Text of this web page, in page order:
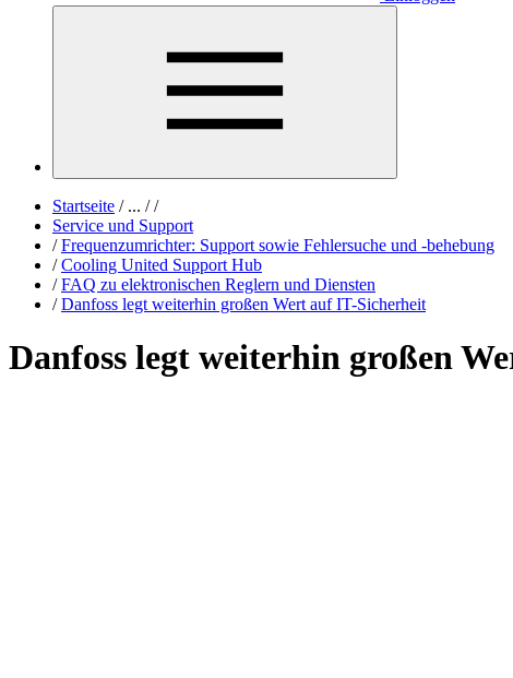
Startseite /... / /
Service und Support
/ Frequenzumrichter: Support sowie Fehlersuche und -behebung
/ Cooling United Support Hub
/ FAQ zu elektronischen Reglern und Diensten
/ Danfoss legt weiterhin großen Wert auf IT-Sicherheit
Danfoss legt weiterhin großen